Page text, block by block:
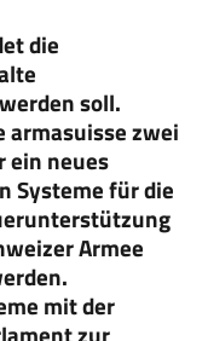
die
soll.
armasuisse zwei
ein neues
Systeme für die
Armee
mit der
zur